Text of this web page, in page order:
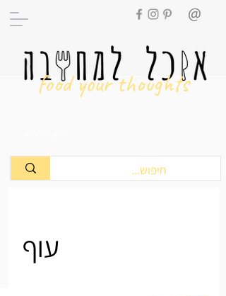
food your thoughts
עוף